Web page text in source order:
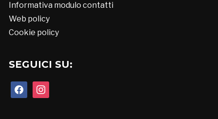
Informativa modulo contatti
Web policy
Cookie policy
SEGUICI SU:
facebookinstagram